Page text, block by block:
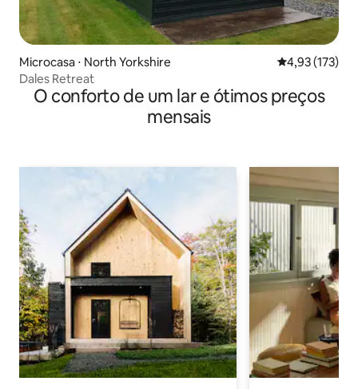
Microcasa ⋅ North Yorkshire 4,93 de uma
4,93 (173)
Dales Retreat
O conforto de um lar e ótimos preços
mensais